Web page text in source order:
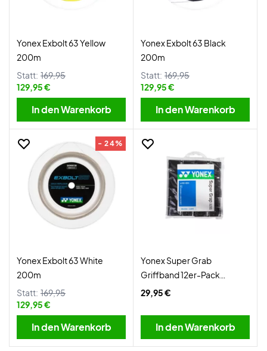
Yonex Exbolt 63 Yellow
200m
Statt: 169,95
129,95 €
In den Warenkorb
Yonex Exbolt 63 Black
200m
Statt: 169,95
129,95 €
In den Warenkorb
- 24%
Yonex Exbolt 63 White
200m
Statt: 169,95
129,95 €
In den Warenkorb
Yonex Super Grab
Griffband 12er-Pack
Schwarz
29,95 €
In den Warenkorb